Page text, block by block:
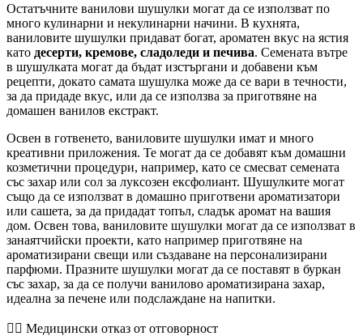
Остатъчните ванилови шушулки могат да се използват по
много кулинарни и некулинарни начини. В кухнята,
ваниловите шушулки придават богат, ароматен вкус на ястия
като десерти, кремове, сладоледи и печива. Семената вътре
в шушулката могат да бъдат изстъргани и добавени към
рецепти, докато самата шушулка може да се вари в течности,
за да придаде вкус, или да се използва за приготвяне на
домашен ванилов екстракт.
Освен в готвенето, ваниловите шушулки имат и много
креативни приложения. Те могат да се добавят към домашни
козметични процедури, например, като се смесват семената
със захар или сол за луксозен ексфолиант. Шушулките могат
също да се използват в домашно приготвени ароматизатори
или сашета, за да придадат топъл, сладък аромат на вашия
дом. Освен това, ваниловите шушулки могат да се използват в
занаятчийски проекти, като например приготвяне на
ароматизирани свещи или създаване на персонализирани
парфюми. Празните шушулки могат да се поставят в буркан
със захар, за да се получи ванилово ароматизирана захар,
идеална за печене или подслаждане на напитки.
👨‍⚕️️ Медицински отказ от отговорност